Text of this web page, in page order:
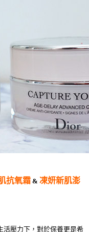
抗氧霜 & 凍妍新肌澎
活壓力下，對於保養更是希